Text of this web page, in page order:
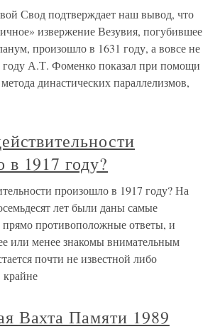
Свод подтверждает наш вывод, что
извержение Везувия, погубившее
произошло в 1631 году, а вовсе не
году А.Т. Фоменко показал при помощи
династических параллелизмов,
1917 году?
произошло в 1917 году? На
лет были даны самые
противоположные ответы, и
или менее знакомы внимательным
почти не известной либо
крайне
Вахта Памяти 1989